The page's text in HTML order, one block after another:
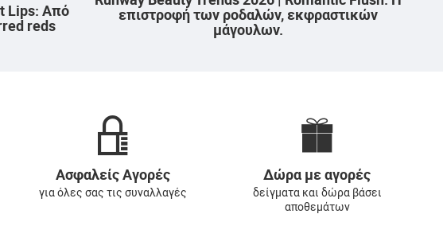
Runway Beauty Trends 2026 | Η Επιδερμίδα στο
Επίκεντρο: Glow, φρεσκάδα και φυσικότητα
Μικρό αλλά
Ασφαλείς Αγορές
για όλες σας τις συναλλαγές
Δώρα με αγορές
δείγματα και δώρα βάσει
αποθεμάτων